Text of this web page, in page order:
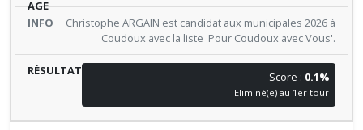
Christophe ARGAIN est candidat aux municipales 2026 à
Coudoux avec la liste 'Pour Coudoux avec Vous'.
Score : 0.1%
Eliminé(e) au 1er tour